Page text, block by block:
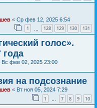
« Ср фев 12, 2025 6:54
1 128 129 130 131
голос».
года
Вс фев 02, 2025 23:00
на подсознание
« Вт ноя 05, 2024 7:29
1 7 8 9 10